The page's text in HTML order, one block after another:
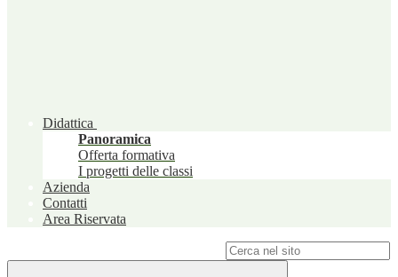
Didattica
Panoramica
Offerta formativa
I progetti delle classi
Azienda
Contatti
Area Riservata